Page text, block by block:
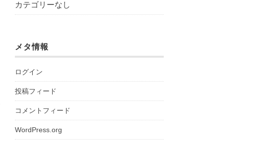
カテゴリーなし
メタ情報
ログイン
投稿フィード
コメントフィード
WordPress.org